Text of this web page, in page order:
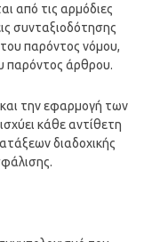
από τις αρμόδιες
συνταξιοδότησης
παρόντος νόμου,
παρόντος άρθρου.
την εφαρμογή των
κάθε αντίθετη
διαδοχικής